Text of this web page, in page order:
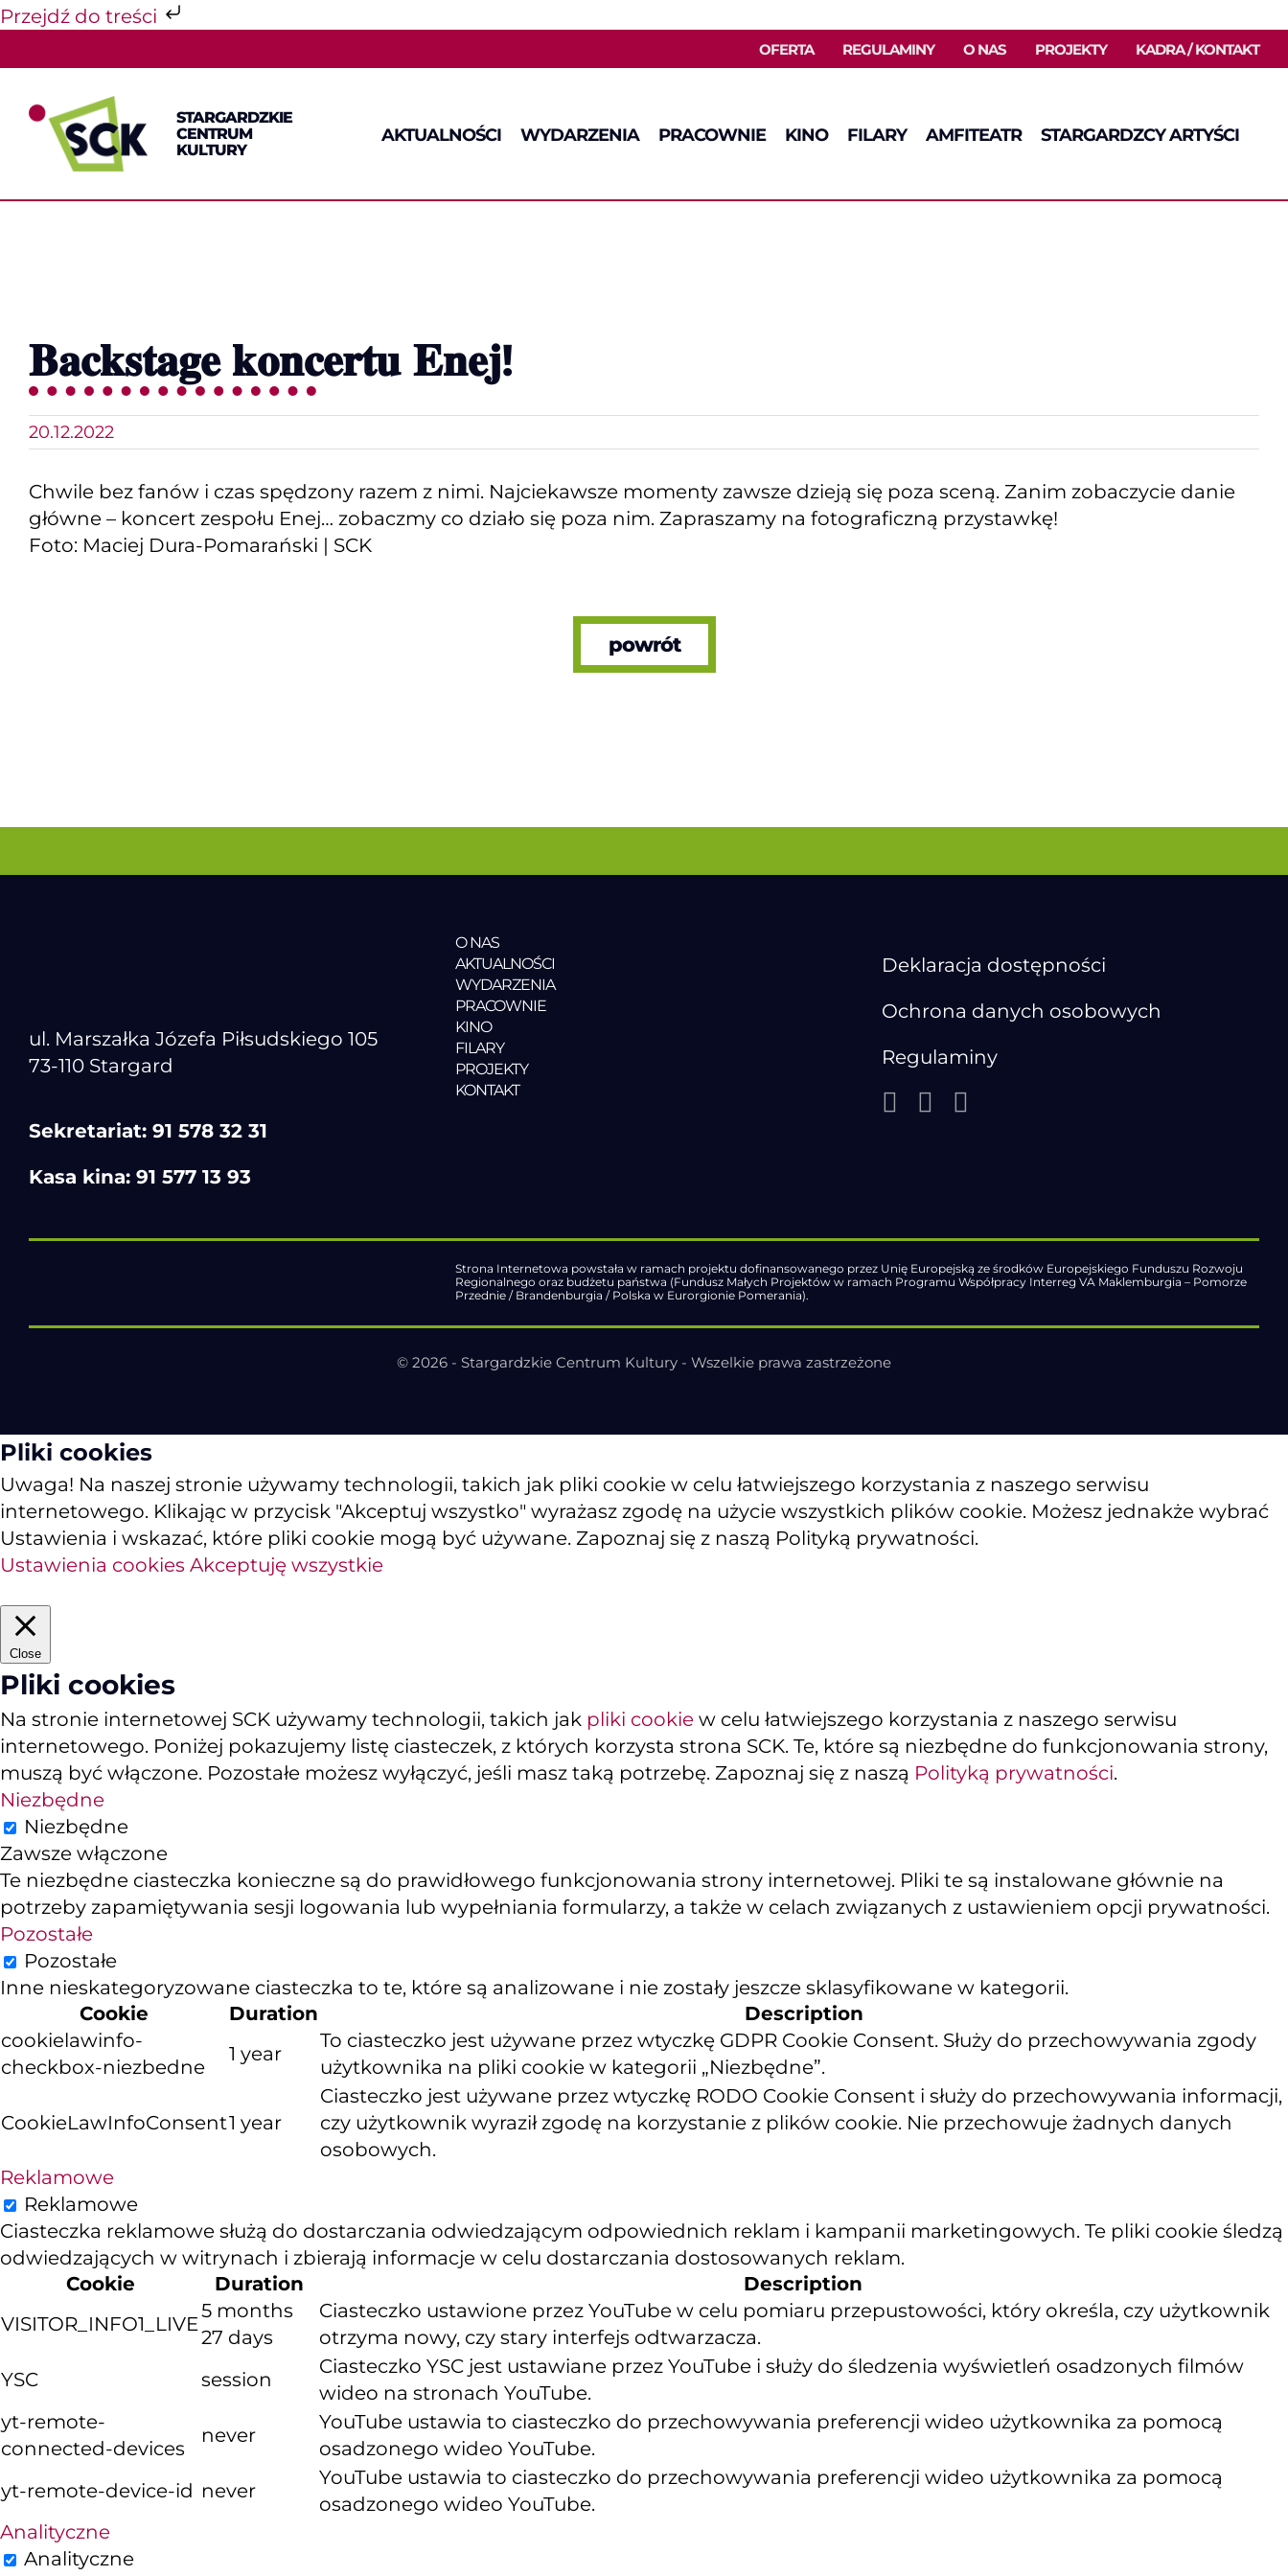
Przejdź do treści
do
zawartości
OFERTA REGULAMINY O NAS PROJEKTY KADRA / KONTAKT
STARGARDZKIE
CENTRUM
KULTURY
AKTUALNOŚCI WYDARZENIA PRACOWNIE KINO FILARY AMFITEATR STARGARDZCY ARTYŚCI
𝐁𝐚𝐜𝐤𝐬𝐭𝐚𝐠𝐞 𝐤𝐨𝐧𝐜𝐞𝐫𝐭𝐮 𝐄𝐧𝐞𝐣!
20.12.2022
Chwile bez fanów i czas spędzony razem z nimi. Najciekawsze momenty zawsze dzieją się poza sceną. Zanim zobaczycie danie
główne – koncert zespołu Enej… zobaczmy co działo się poza nim. Zapraszamy na fotograficzną przystawkę!
Foto: Maciej Dura-Pomarański | SCK
powrót
ul. Marszałka Józefa Piłsudskiego 105
73-110 Stargard
Sekretariat: 91 578 32 31
Kasa kina: 91 577 13 93
O NAS
AKTUALNOŚCI
WYDARZENIA
PRACOWNIE
KINO
FILARY
PROJEKTY
KONTAKT
Deklaracja dostępności
Ochrona danych osobowych
Regulaminy
Strona Internetowa powstała w ramach projektu dofinansowanego przez Unię Europejską ze środków Europejskiego Funduszu Rozwoju
Regionalnego oraz budżetu państwa (Fundusz Małych Projektów w ramach Programu Współpracy Interreg VA Maklemburgia – Pomorze
Przednie / Brandenburgia / Polska w Eurorgionie Pomerania).
© 2026 - Stargardzkie Centrum Kultury - Wszelkie prawa zastrzeżone
Pliki cookies
Uwaga! Na naszej stronie używamy technologii, takich jak pliki cookie w celu łatwiejszego korzystania z naszego serwisu
internetowego. Klikając w przycisk "Akceptuj wszystko" wyrażasz zgodę na użycie wszystkich plików cookie. Możesz jednakże wybrać
Ustawienia i wskazać, które pliki cookie mogą być używane. Zapoznaj się z naszą Polityką prywatności.
Ustawienia cookies Akceptuję wszystkie
Close
Pliki cookies
Na stronie internetowej SCK używamy technologii, takich jak pliki cookie w celu łatwiejszego korzystania z naszego serwisu
internetowego. Poniżej pokazujemy listę ciasteczek, z których korzysta strona SCK. Te, które są niezbędne do funkcjonowania strony,
muszą być włączone. Pozostałe możesz wyłączyć, jeśli masz taką potrzebę. Zapoznaj się z naszą Polityką prywatności.
Niezbędne
Niezbędne
Zawsze włączone
Te niezbędne ciasteczka konieczne są do prawidłowego funkcjonowania strony internetowej. Pliki te są instalowane głównie na
potrzeby zapamiętywania sesji logowania lub wypełniania formularzy, a także w celach związanych z ustawieniem opcji prywatności.
Pozostałe
Pozostałe
Inne nieskategoryzowane ciasteczka to te, które są analizowane i nie zostały jeszcze sklasyfikowane w kategorii.
Cookie
Duration
Description
cookielawinfo-
checkbox-niezbedne
1 year
To ciasteczko jest używane przez wtyczkę GDPR Cookie Consent. Służy do przechowywania zgody
użytkownika na pliki cookie w kategorii „Niezbędne”.
CookieLawInfoConsent1 year
Ciasteczko jest używane przez wtyczkę RODO Cookie Consent i służy do przechowywania informacji,
czy użytkownik wyraził zgodę na korzystanie z plików cookie. Nie przechowuje żadnych danych
osobowych.
Reklamowe
Reklamowe
Ciasteczka reklamowe służą do dostarczania odwiedzającym odpowiednich reklam i kampanii marketingowych. Te pliki cookie śledzą
odwiedzających w witrynach i zbierają informacje w celu dostarczania dostosowanych reklam.
Cookie
Duration
Description
VISITOR_INFO1_LIVE
5 months
27 days
Ciasteczko ustawione przez YouTube w celu pomiaru przepustowości, który określa, czy użytkownik
otrzyma nowy, czy stary interfejs odtwarzacza.
YSC
session
Ciasteczko YSC jest ustawiane przez YouTube i służy do śledzenia wyświetleń osadzonych filmów
wideo na stronach YouTube.
yt-remote-
connected-devices
never
YouTube ustawia to ciasteczko do przechowywania preferencji wideo użytkownika za pomocą
osadzonego wideo YouTube.
yt-remote-device-id never
YouTube ustawia to ciasteczko do przechowywania preferencji wideo użytkownika za pomocą
osadzonego wideo YouTube.
Analityczne
Analityczne